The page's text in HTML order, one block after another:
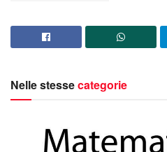
Nelle stessecategorie